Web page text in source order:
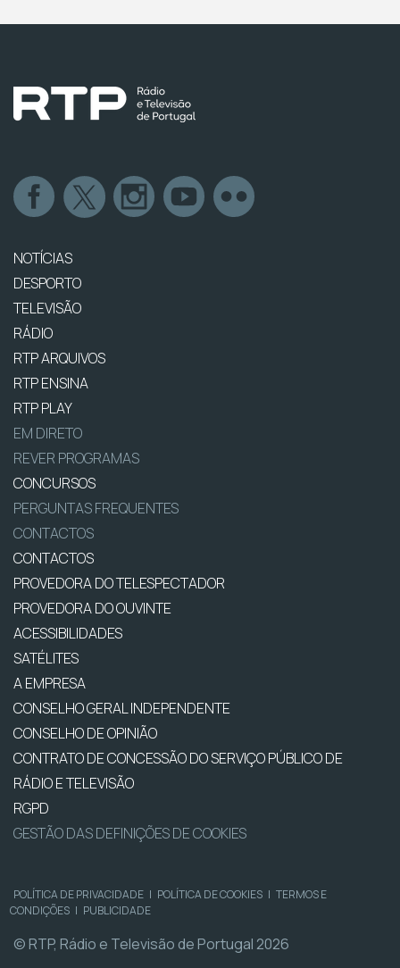
NOTÍCIAS
DESPORTO
TELEVISÃO
RÁDIO
RTP ARQUIVOS
RTP ENSINA
RTP PLAY
EM DIRETO
REVER PROGRAMAS
CONCURSOS
PERGUNTAS FREQUENTES
CONTACTOS
CONTACTOS
PROVEDORA DO TELESPECTADOR
PROVEDORA DO OUVINTE
ACESSIBILIDADES
SATÉLITES
A EMPRESA
CONSELHO GERAL INDEPENDENTE
CONSELHO DE OPINIÃO
CONTRATO DE CONCESSÃO DO SERVIÇO PÚBLICO DE
RÁDIO E TELEVISÃO
RGPD
GESTÃO DAS DEFINIÇÕES DE COOKIES
POLÍTICA DE PRIVACIDADE | POLÍTICA DE COOKIES | TERMOS E
CONDIÇÕES | PUBLICIDADE
© RTP, Rádio e Televisão de Portugal 2026